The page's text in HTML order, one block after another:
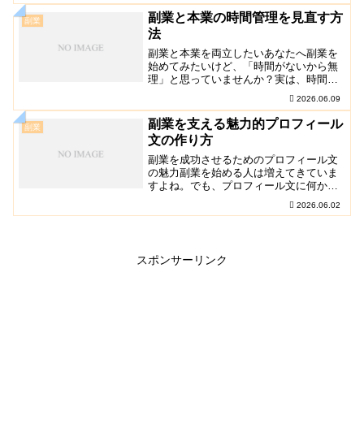
ればいいのか分からないという人、いま
せんか？そういうあな…
副業
副業と本業の時間管理を見直す方
法
副業と本業を両立したいあなたへ副業を
始めてみたいけど、「時間がないから無
理」と思っていませんか？実は、時間管
理を見直せば両立は十分可能なんです。
僕自身も、最初はそう思っていました
が、いろんな方法を試すうちにコツをつ
かみました。その結果、充…
2026.06.09
副業
副業を支える魅力的プロフィール
文の作り方
副業を成功させるためのプロフィール文
の魅力副業を始める人は増えてきていま
すよね。でも、プロフィール文に何か足
りないなと感じたことはありませんか？
実は、魅力的なプロフィール文によって
2026.06.02
スポンサーリンク